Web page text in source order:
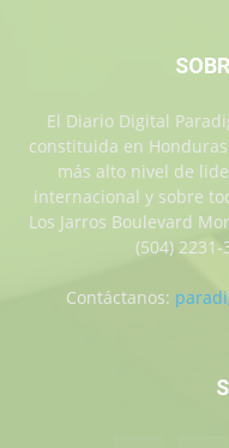
El Diario Digital
constituida en
más alto nivel de
internacional y sobre
Los Jarros Boulevard
(504)
Contáctanos: